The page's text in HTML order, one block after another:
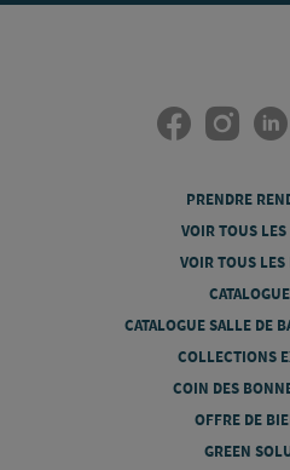
PRENDRE
VOIR TOUS
VOIR TOUS
CATALOGUE SALLE DE
COLLECTIONS
COIN DES
OFFRE DE
GREEN